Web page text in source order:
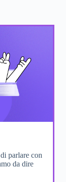
parlare con
da dire